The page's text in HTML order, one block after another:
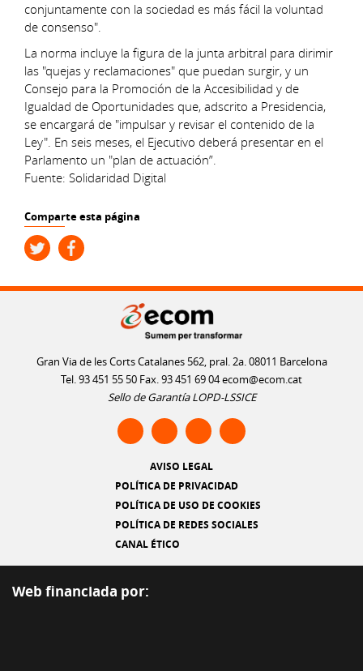
conjuntamente con la sociedad es más fácil la voluntad
de consenso".
La norma incluye la figura de la junta arbitral para dirimir
las "quejas y reclamaciones" que puedan surgir, y un
Consejo para la Promoción de la Accesibilidad y de
Igualdad de Oportunidades que, adscrito a Presidencia,
se encargará de "impulsar y revisar el contenido de la
Ley". En seis meses, el Ejecutivo deberá presentar en el
Parlamento un "plan de actuación”.
Fuente: Solidaridad Digital
Comparte esta página
Gran Via de les Corts Catalanes 562, pral. 2a. 08011 Barcelona
Tel. 93 451 55 50 Fax. 93 451 69 04ecom@ecom.cat
Sello de Garantía LOPD-LSSICE
AVISO LEGAL
POLÍTICA DE PRIVACIDAD
POLÍTICA DE USO DE COOKIES
POLÍTICA DE REDES SOCIALES
CANAL ÉTICO
Web financiada por: